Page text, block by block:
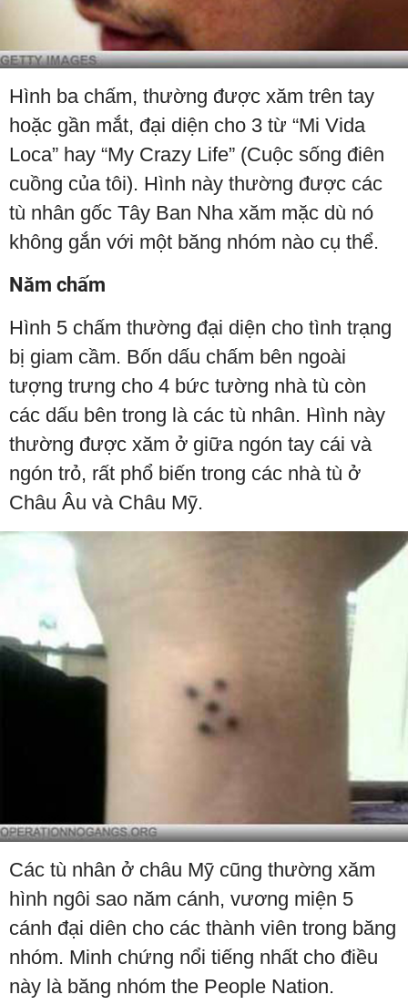
Hình ba chấm, thường được xăm trên tay
hoặc gần mắt, đại diện cho 3 từ “Mi Vida
Loca” hay “My Crazy Life” (Cuộc sống điên
cuồng của tôi). Hình này thường được các
tù nhân gốc Tây Ban Nha xăm mặc dù nó
không gắn với một băng nhóm nào cụ thể.
Năm chấm
Hình 5 chấm thường đại diện cho tình trạng
bị giam cầm. Bốn dấu chấm bên ngoài
tượng trưng cho 4 bức tường nhà tù còn
các dấu bên trong là các tù nhân. Hình này
thường được xăm ở giữa ngón tay cái và
ngón trỏ, rất phổ biến trong các nhà tù ở
Châu Âu và Châu Mỹ.
Các tù nhân ở châu Mỹ cũng thường xăm
hình ngôi sao năm cánh, vương miện 5
cánh đại diên cho các thành viên trong băng
nhóm. Minh chứng nổi tiếng nhất cho điều
này là băng nhóm the People Nation.